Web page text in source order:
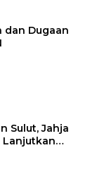
dan Dugaan
Sulut, Jahja
Lanjutkan